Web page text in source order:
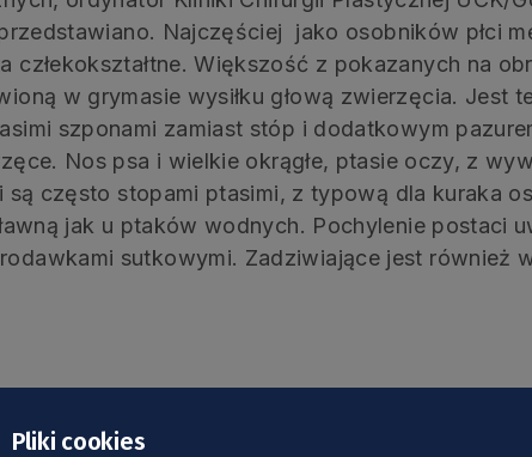
Najczęściej jako osobników płci
człekokształtne. Większość z pokazanych na
w grymasie wysiłku głową zwierzęcia. Jest
szponami zamiast stóp i dodatkowym
Nos psa i wielkie okrągłe, ptasie oczy, z
często stopami ptasimi, z typową dla kuraka
jak u ptaków wodnych. Pochylenie postaci
sutkowymi. Zadziwiające jest również
diabłów. Są diabły męskie i żeńskie. Czy
Pliki cookies